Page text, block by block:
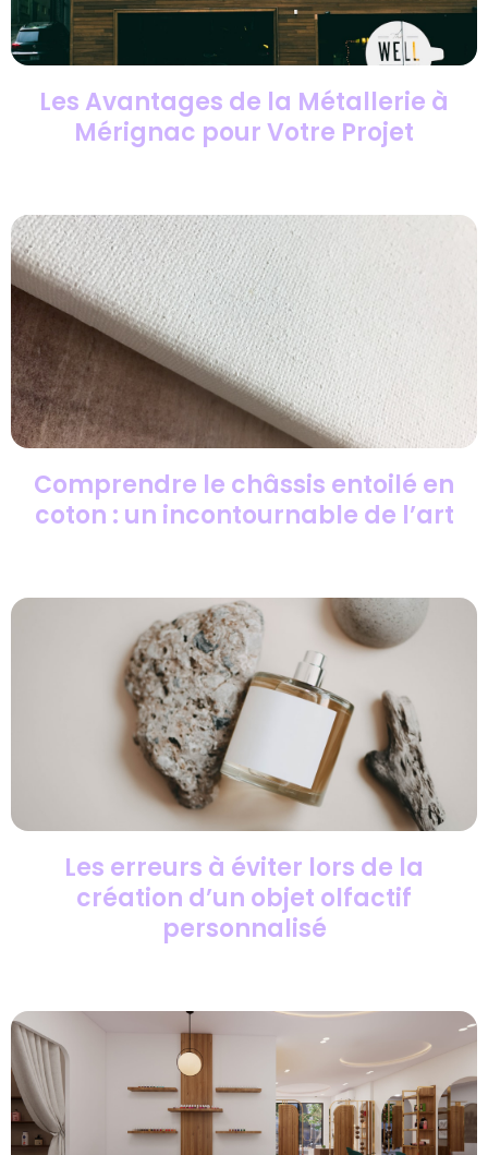
Les Avantages de la Métallerie à
Mérignac pour Votre Projet
Comprendre le châssis entoilé en
coton : un incontournable de l’art
Les erreurs à éviter lors de la
création d’un objet olfactif
personnalisé